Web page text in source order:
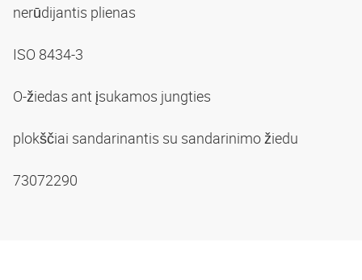
nerūdijantis plienas
ISO 8434-3
O-žiedas ant įsukamos jungties
plokščiai sandarinantis su sandarinimo žiedu
73072290